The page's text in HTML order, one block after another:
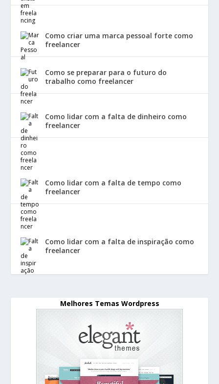
Como criar uma marca pessoal forte como
freelancer
Como se preparar para o futuro do
trabalho como freelancer
Como lidar com a falta de dinheiro como
freelancer
Como lidar com a falta de tempo como
freelancer
Como lidar com a falta de inspiração como
freelancer
Melhores Temas Wordpress